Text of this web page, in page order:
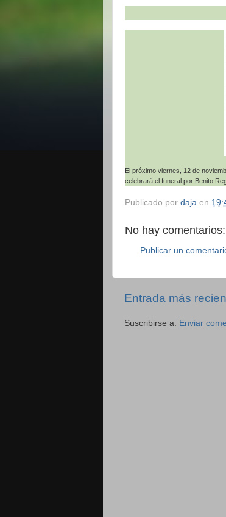
El próximo viernes, 12 de
celebrará el funeral por Benito
Publicado por daja en
No hay comentarios:
Publicar un
Entrada más
Suscribirse a: Enviar